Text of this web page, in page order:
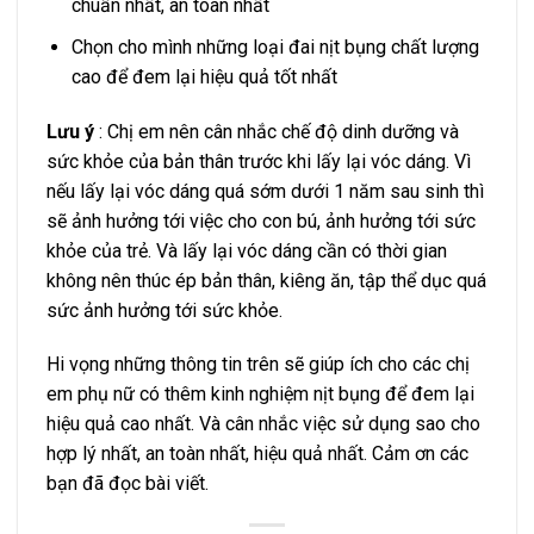
chuẩn nhất, an toàn nhất
Chọn cho mình những loại đai nịt bụng chất lượng
cao để đem lại hiệu quả tốt nhất
Lưu ý : Chị em nên cân nhắc chế độ dinh dưỡng và
sức khỏe của bản thân trước khi lấy lại vóc dáng. Vì
nếu lấy lại vóc dáng quá sớm dưới 1 năm sau sinh thì
sẽ ảnh hưởng tới việc cho con bú, ảnh hưởng tới sức
khỏe của trẻ. Và lấy lại vóc dáng cần có thời gian
không nên thúc ép bản thân, kiêng ăn, tập thể dục quá
sức ảnh hưởng tới sức khỏe.
Hi vọng những thông tin trên sẽ giúp ích cho các chị
em phụ nữ có thêm kinh nghiệm nịt bụng để đem lại
hiệu quả cao nhất. Và cân nhắc việc sử dụng sao cho
hợp lý nhất, an toàn nhất, hiệu quả nhất. Cảm ơn các
bạn đã đọc bài viết.